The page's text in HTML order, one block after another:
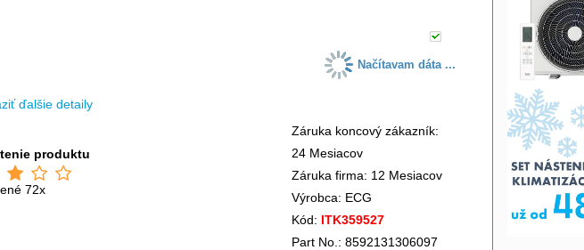
Načítavam dáta ...
ďalšie detaily
produktu
72x
Záruka koncový zákazník:
24 Mesiacov
Záruka firma: 12 Mesiacov
Výrobca: ECG
Kód: ITK359527
Part No.: 8592131306097